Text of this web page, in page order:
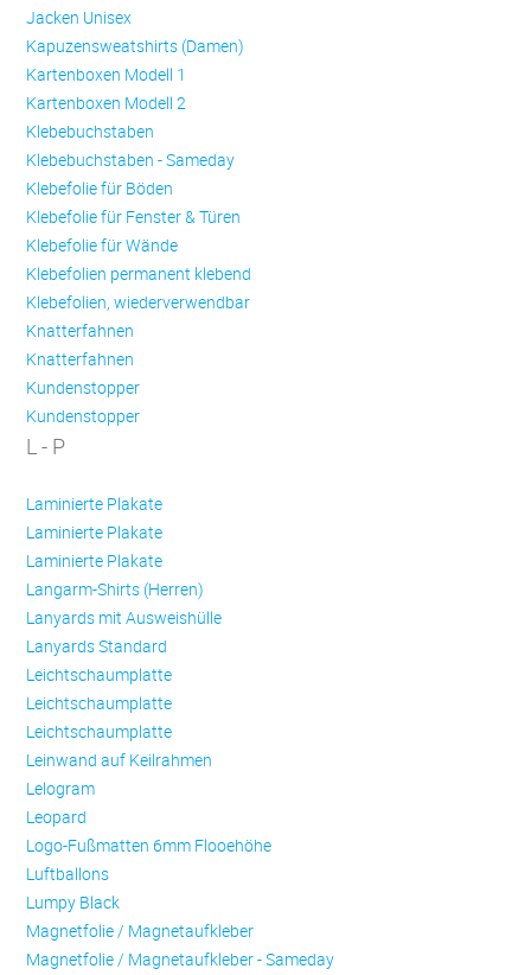
Jacken Unisex
Kapuzensweatshirts (Damen)
Kartenboxen Modell 1
Kartenboxen Modell 2
Klebebuchstaben
Klebebuchstaben - Sameday
Klebefolie für Böden
Klebefolie für Fenster & Türen
Klebefolie für Wände
Klebefolien permanent klebend
Klebefolien, wiederverwendbar
Knatterfahnen
Knatterfahnen
Kundenstopper
Kundenstopper
L - P
Laminierte Plakate
Laminierte Plakate
Laminierte Plakate
Langarm-Shirts (Herren)
Lanyards mit Ausweishülle
Lanyards Standard
Leichtschaumplatte
Leichtschaumplatte
Leichtschaumplatte
Leinwand auf Keilrahmen
Lelogram
Leopard
Logo-Fußmatten 6mm Flooehöhe
Luftballons
Lumpy Black
Magnetfolie / Magnetaufkleber
Magnetfolie / Magnetaufkleber - Sameday